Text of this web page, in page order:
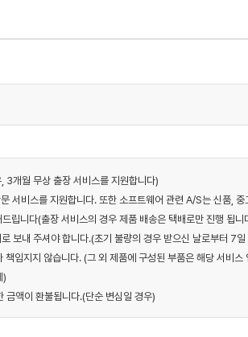
3개월 무상 출장 서비스를 지원합니다)
비스를 지원합니다. 또한 소프트웨어 관련 A/S는 신품,
립니다(출장 서비스의 경우 제품 배송은 택배로만 진행 됩니
보내 주셔야 합니다.(초기 불량의 경우 받으신 날로부터 7일
임지지 않습니다. (그 외 제품에 구성된 부품은 해당 서비스
)
금액이 환불됩니다.(단순 변심일 경우)